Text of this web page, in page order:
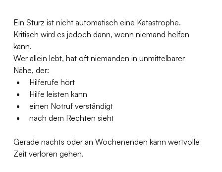
Ein Sturz ist nicht automatisch eine Katastrophe.
Kritisch wird es jedoch dann, wenn niemand helfen
kann.
Wer allein lebt, hat oft niemanden in unmittelbarer
Nähe, der:
Hilferufe hört
Hilfe leisten kann
einen Notruf verständigt
nach dem Rechten sieht
Gerade nachts oder an Wochenenden kann wertvolle
Zeit verloren gehen.